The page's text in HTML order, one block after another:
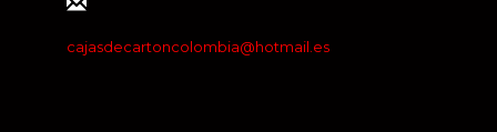
cajasdecartoncolombia@hotmail.es